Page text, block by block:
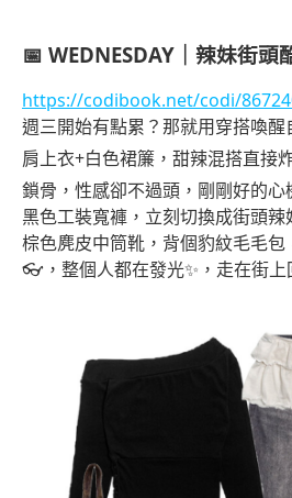
📅 WEDNESDAY｜辣妹街頭
https://codibook.net/codi/
週三開始有點累？那就用穿搭喚醒
肩上衣+白色裙簾，甜辣混搭直接
鎖骨，性感卻不過頭，剛剛好的
黑色工裝寬褲，立刻切換成街頭
棕色麂皮中筒靴，背個豹紋毛毛
👓，整個人都在發光✨，走在街上